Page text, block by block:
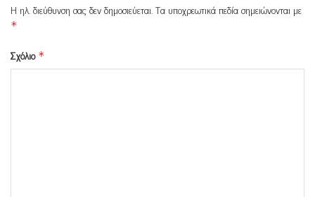
Η ηλ. διεύθυνση σας δεν δημοσιεύεται. Τα υποχρεωτικά πεδία σημειώνονται με
*
Σχόλιο *